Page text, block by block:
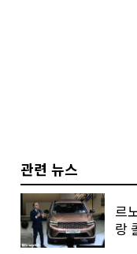
관련 뉴스
르
랑